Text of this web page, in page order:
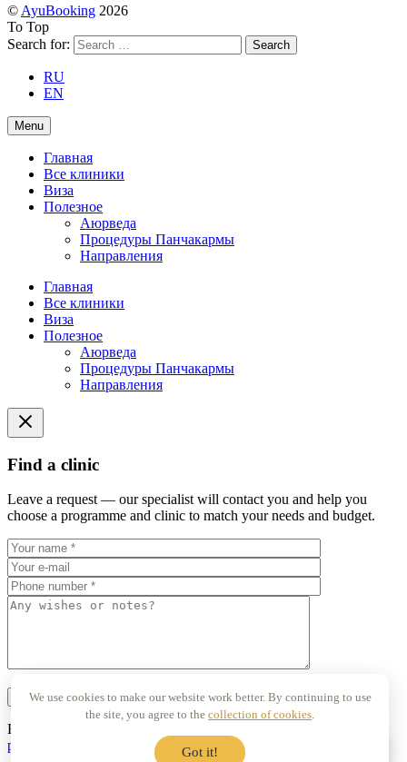
© AyuBooking 2026
To Top
Search for:
RU
EN
Menu
Главная
Все клиники
Виза
Полезное
Аюрведа
Процедуры Панчакармы
Направления
Главная
Все клиники
Виза
Полезное
Аюрведа
Процедуры Панчакармы
Направления
We use cookies to make our website work better. By continuing to use
the site, you agree to the collection of cookies.
Got it!
Find a clinic
Leave a request — our specialist will contact you and help you
choose a programme and clinic to match your needs and budget.
By clicking «Send request» I consent to the
personal data